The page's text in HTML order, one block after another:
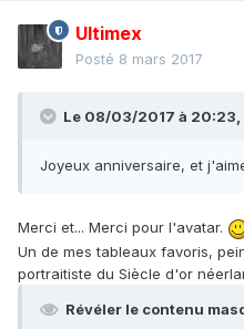
Ultimex
Posté 8 mars 2017
Le 08/03/2017 à 20:23,
Joyeux anniversaire, et
Merci et... Merci pour l'avatar.
Un de mes tableaux favoris,
portraitiste du Siècle d'or
Révéler le contenu